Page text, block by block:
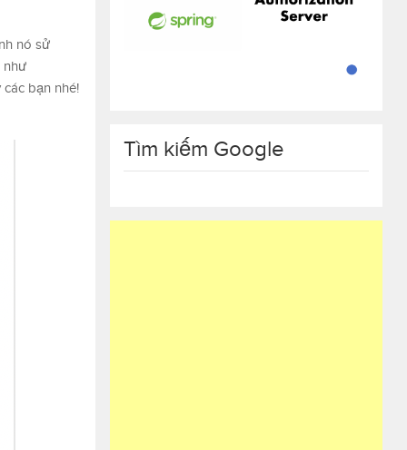
nó sử
như
bạn nhé!
Tìm kiếm Google